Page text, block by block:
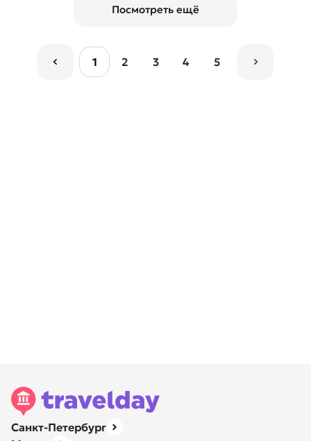
Посмотреть ещё
1 2 3 4 5
Санкт-Петербург